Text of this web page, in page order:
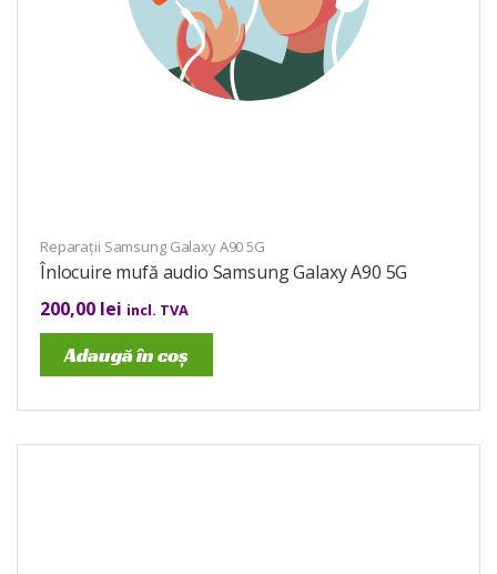
Reparații Samsung Galaxy A90 5G
Înlocuire mufă audio Samsung Galaxy A90 5G
200,00 lei incl. TVA
Adaugă în coș